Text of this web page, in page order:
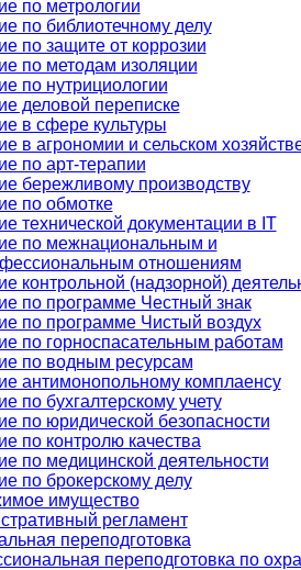
по метрологии
по библиотечному делу
по защите от коррозии
по методам изоляции
по нутрициологии
деловой переписке
в сфере культуры
в агрономии и сельском
по арт-терапии
бережливому производству
по обмотке
технической документации в IT
по межнациональным и
отношениям
контрольной (надзорной)
по программе Честный знак
по программе Чистый воздух
по горноспасательным работам
по водным ресурсам
антимонопольному комплаенсу
по бухгалтерскому учету
по юридической безопасности
по контролю качества
по медицинской деятельности
по брокерскому делу
имущество
регламент
переподготовка
переподготовка по